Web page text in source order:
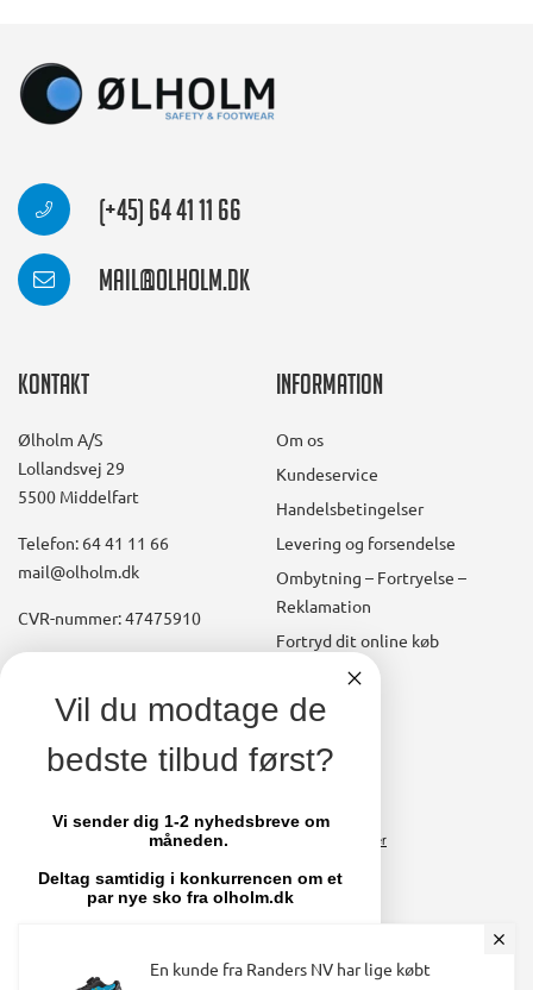
(+45) 64 41 11 66
mail@olholm.dk
Kontakt
Ølholm A/S
Lollandsvej 29
5500 Middelfart
Telefon: 64 41 11 66
mail@olholm.dk
CVR-nummer: 47475910
Information
Om os
Kundeservice
Handelsbetingelser
Levering og forsendelse
Ombytning – Fortryelse –
Reklamation
Fortryd dit online køb
Konto
Brugerkonto, startside
Fakturaer
Skift adgangskode
square
facebook
En kunde fra Randers NV har lige købt
Vil du modtage de
bedste tilbud først?
Vi sender dig 1-2 nyhedsbreve om
måneden.
Deltag samtidig i konkurrencen om et
par nye sko fra olholm.dk